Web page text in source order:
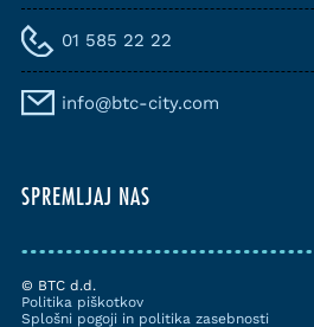
01 585 22 22
info@btc-city.com
SPREMLJAJ NAS
© BTC d.d.
Politika piškotkov
Splošni pogoji in politika zasebnosti